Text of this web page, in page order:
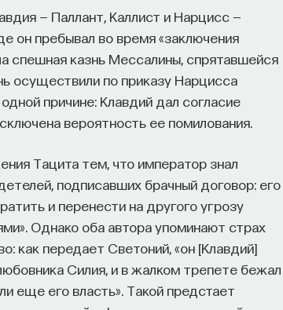
— Паллант, Каллист и Нарцисс —
он пребывал во время «заключения
спешная казнь Мессалины, спрятавшейся
осуществили по приказу Нарцисса
причине: Клавдий дал согласие
вероятность ее помилования.
Тацита тем, что император знал
подписавших брачный договор: его
и перенести на другого угрозу
Однако оба автора упоминают страх
как передает Светоний, «он [Клавдий]
Силия, и в жалком трепете бежал
еще его власть». Такой предстает